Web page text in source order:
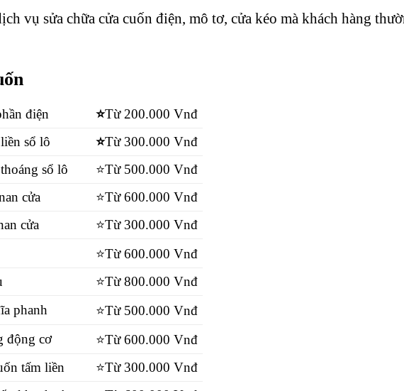
vụ sửa chữa cửa cuốn điện, mô tơ, cửa kéo mà khách hàng
điện ⭐Từ 200.000 Vnđ
sổ lô
⭐Từ 300.000 Vnđ
sổ lô
⭐Từ 500.000 Vnđ
cửa
⭐Từ 600.000 Vnđ
cửa
⭐Từ 300.000 Vnđ
⭐Từ 600.000 Vnđ
⭐Từ 800.000 Vnđ
phanh
⭐Từ 500.000 Vnđ
động cơ
⭐Từ 600.000 Vnđ
tấm liền
⭐Từ 300.000 Vnđ